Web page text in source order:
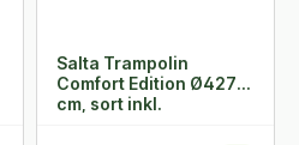
Salta Trampolin
Comfort Edition Ø427
cm, sort inkl.